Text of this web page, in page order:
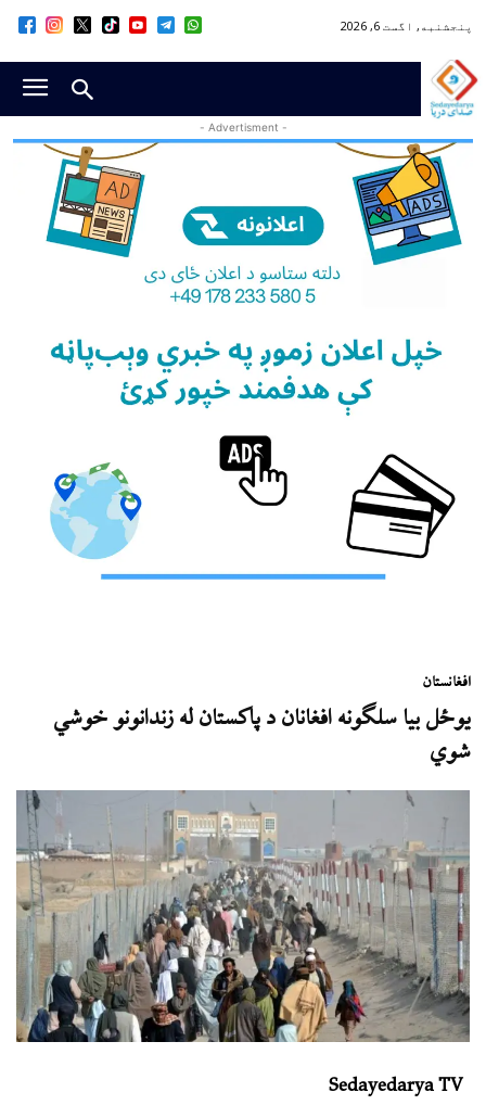
پنجشنبه, اگست 6, 2026
- Advertisment -
افغانستان
يوځل بیا سلګونه افغانان د پاکستان له زندانونو خوشي
شوي
Sedayedarya TV